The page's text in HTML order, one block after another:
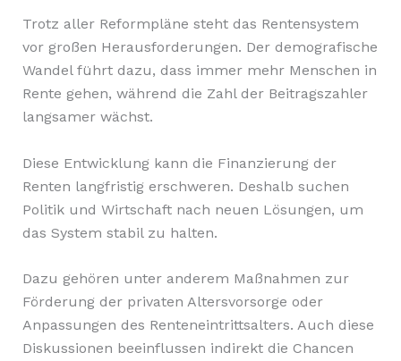
Trotz aller Reformpläne steht das Rentensystem
vor großen Herausforderungen. Der demografische
Wandel führt dazu, dass immer mehr Menschen in
Rente gehen, während die Zahl der Beitragszahler
langsamer wächst.
Diese Entwicklung kann die Finanzierung der
Renten langfristig erschweren. Deshalb suchen
Politik und Wirtschaft nach neuen Lösungen, um
das System stabil zu halten.
Dazu gehören unter anderem Maßnahmen zur
Förderung der privaten Altersvorsorge oder
Anpassungen des Renteneintrittsalters. Auch diese
Diskussionen beeinflussen indirekt die Chancen